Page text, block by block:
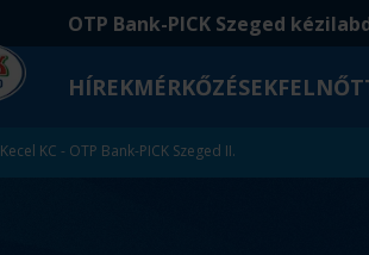
OTP Bank-PICK Szeged
HÍREKMÉRKŐZÉSEK
Kecel KC - OTP Bank-PICK Szeged II.